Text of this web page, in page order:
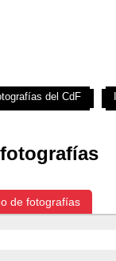
de fotografías
del CdF